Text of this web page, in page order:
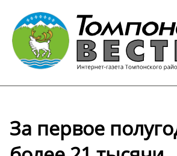
За первое